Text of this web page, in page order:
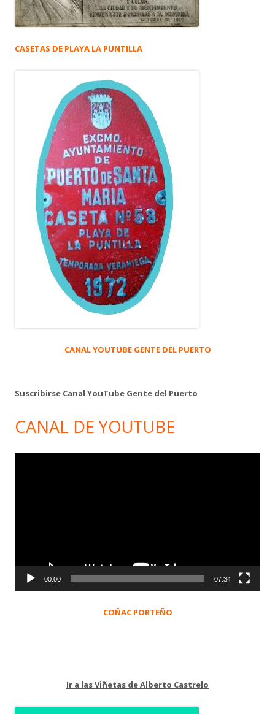
CASETAS DE PLAYA LA PUNTILLA
CANAL YOUTUBE GENTE DEL PUERTO
Suscribirse Canal YouTube Gente del Puerto
CANAL DE YOUTUBE
00:00 07:34
COÑAC PORTEÑO
Ir a las Viñetas de Alberto Castrelo